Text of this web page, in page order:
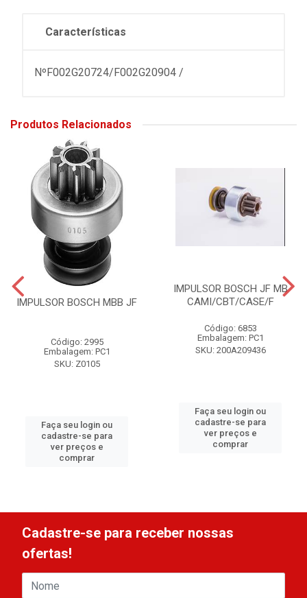
Características
NºF002G20724/F002G20904 /
Produtos Relacionados
IMPULSOR BOSCH MBB JF
Código: 2995
Embalagem: PC1
SKU: Z0105
Faça seu login ou
cadastre-se para
ver preços e
comprar
IMPULSOR BOSCH JF MB
CAMI/CBT/CASE/F
Código: 6853
Embalagem: PC1
SKU: 200A209436
Faça seu login ou
cadastre-se para
ver preços e
comprar
Cadastre-se para receber nossas
ofertas!